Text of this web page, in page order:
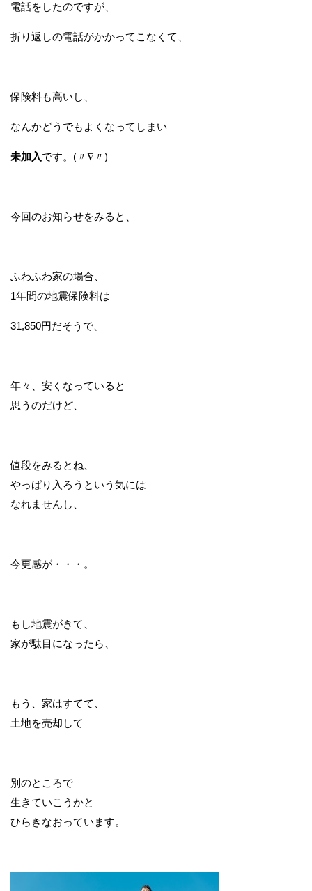
電話をしたのですが、
折り返しの電話がかかってこなくて、
保険料も高いし、
なんかどうでもよくなってしまい
未加入です。(〃∇〃)
今回のお知らせをみると、
ふわふわ家の場合、
1年間の地震保険料は
31,850円だそうで、
年々、安くなっていると
思うのだけど、
値段をみるとね、
やっぱり入ろうという気には
なれませんし、
今更感が・・・。
もし地震がきて、
家が駄目になったら、
もう、家はすてて、
土地を売却して
別のところで
生きていこうかと
ひらきなおっています。